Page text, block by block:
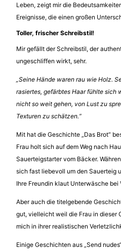
Leben, zeigt mir die
Ereignisse, die einen großen
Toller, frischer Schreibstil!
Mir gefällt der Schreibstil, der
ungeschliffen wirkt, sehr.
„Seine Hände waren rau wie Holz.
rasiertes, gefärbtes Haar fühlte sich
nicht so weit gehen, von Lust zu
Texturen zu schätzen.“
Mit hat die Geschichte „Das Brot“
Frau holt sich auf dem Weg nach
Sauerteigstarter vom Bäcker.
sich fast liebevoll um den Sauerteig
Ihre Freundin klaut Unterwäsche bei
Aber auch die titelgebende
gut, vielleicht weil die Frau in dieser
mich in ihrer realistischen
Einige Geschichten aus „Send